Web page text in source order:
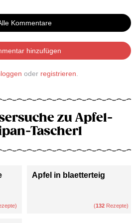
Kommentare
hinzufügen
oder registrieren
zu Apfel-
Tascherl
Apfel in blaetterteig
(132 Rezepte)